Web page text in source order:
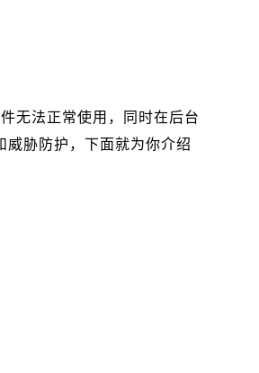
无法正常使用，同时在后台
胁防护，下面就为你介绍